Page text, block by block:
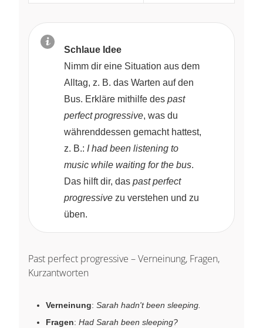
Schlaue Idee
Nimm dir eine Situation aus dem
Alltag, z. B. das Warten auf den
Bus. Erkläre mithilfe des past
perfect progressive, was du
währenddessen gemacht hattest,
z. B.: I had been listening to
music while waiting for the bus.
Das hilft dir, das past perfect
progressive zu verstehen und zu
üben.
Past perfect progressive – Verneinung, Fragen,
Kurzantworten
Verneinung: Sarah hadn't been sleeping.
Fragen: Had Sarah been sleeping?